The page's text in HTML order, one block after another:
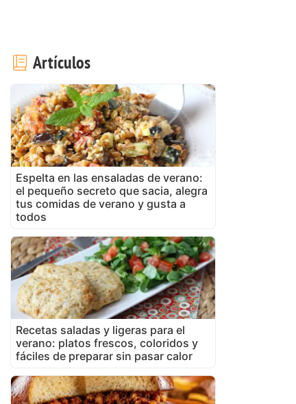
Artículos
Espelta en las ensaladas de verano:
el pequeño secreto que sacia, alegra
tus comidas de verano y gusta a
todos
Recetas saladas y ligeras para el
verano: platos frescos, coloridos y
fáciles de preparar sin pasar calor